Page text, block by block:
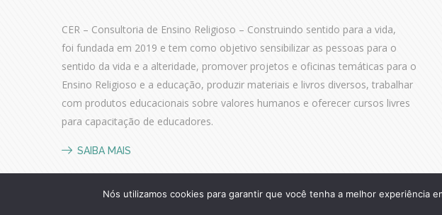
CER – Consultoria de Ensino Religioso – Construindo sentido para a vida,
foi fundada em 2019 e tem como objetivo sensibilizar as pessoas para o
sentido da vida e a alteridade, promover projetos e oficinas temáticas para o
Ensino Religioso e a educação, produzir materiais e livros diversos, trabalhar
com produtos educacionais sobre valores humanos e oferecer cursos livres
para capacitação de educadores.
SAIBA MAIS
Nós utilizamos cookies para garantir que você tenha a melhor experiência